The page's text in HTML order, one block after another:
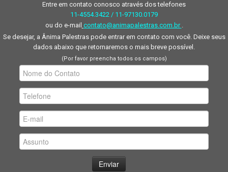
Entre em contato conosco através dos telefones
11-4554.3422 / 11-97130.0179
ou do e-mail contato@animapalestras.com.br .
Se desejar, a Ânima Palestras pode entrar em contato com você. Deixe seus
dados abaixo que retornaremos o mais breve possível.
(Por favor preencha todos os campos)